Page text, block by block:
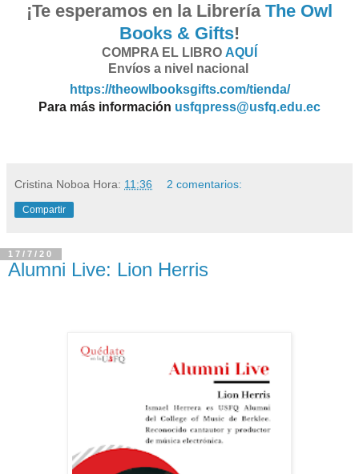
¡Te esperamos en la Librería The Owl
Books & Gifts!
COMPRA EL LIBRO AQUÍ
Envíos a nivel nacional
https://theowlbooksgifts.com/tienda/
Para más información usfqpress@usfq.edu.ec
Cristina Noboa Hora: 11:36 2 comentarios:
Compartir
17/7/20
Alumni Live: Lion Herris